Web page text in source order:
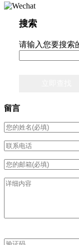
搜索
请输入您要搜索
留言